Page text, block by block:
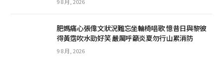
肥媽痛心張偉文狀況難忘坐輪椅唱歌 憶昔日與黎彼
得黃霑吹水勁好笑 嚴厲呼籲炎夏勿行山累消防
9 8 月, 2026